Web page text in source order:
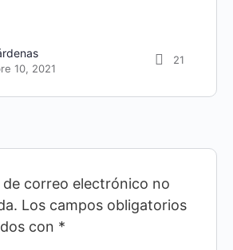
10, 2021
21
correo electrónico no
Los campos obligatorios
con *